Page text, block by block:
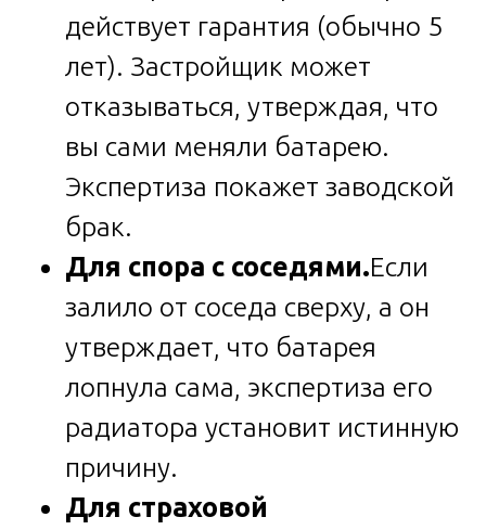
действует гарантия (обычно 5
лет). Застройщик может
отказываться, утверждая, что
вы сами меняли батарею.
Экспертиза покажет заводской
брак.
Для спора с соседями.Если
залило от соседа сверху, а он
утверждает, что батарея
лопнула сама, экспертиза его
радиатора установит истинную
причину.
Для страховой